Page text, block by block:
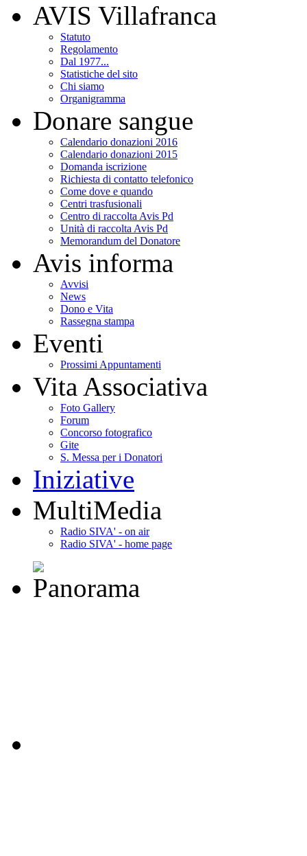
AVIS Villafranca
Statuto
Regolamento
Dal 1977...
Statistiche del sito
Chi siamo
Organigramma
Donare sangue
Calendario donazioni 2016
Calendario donazioni 2015
Domanda iscrizione
Richiesta di contatto telefonico
Come dove e quando
Centri trasfusionali
Centro di raccolta Avis Pd
Unità di raccolta Avis Pd
Memorandum del Donatore
Avis informa
Avvisi
News
Dono e Vita
Rassegna stampa
Eventi
Prossimi Appuntamenti
Vita Associativa
Foto Gallery
Forum
Concorso fotografico
Gite
S. Messa per i Donatori
Iniziative
MultiMedia
Radio SIVA' - on air
Radio SIVA' - home page